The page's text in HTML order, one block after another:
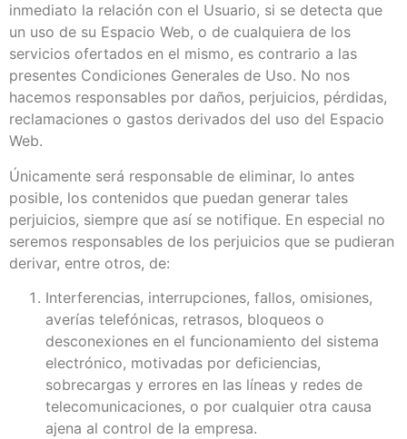
inmediato la relación con el Usuario, si se detecta que
un uso de su Espacio Web, o de cualquiera de los
servicios ofertados en el mismo, es contrario a las
presentes Condiciones Generales de Uso. No nos
hacemos responsables por daños, perjuicios, pérdidas,
reclamaciones o gastos derivados del uso del Espacio
Web.
Únicamente será responsable de eliminar, lo antes
posible, los contenidos que puedan generar tales
perjuicios, siempre que así se notifique. En especial no
seremos responsables de los perjuicios que se pudieran
derivar, entre otros, de:
Interferencias, interrupciones, fallos, omisiones,
averías telefónicas, retrasos, bloqueos o
desconexiones en el funcionamiento del sistema
electrónico, motivadas por deficiencias,
sobrecargas y errores en las líneas y redes de
telecomunicaciones, o por cualquier otra causa
ajena al control de la empresa.